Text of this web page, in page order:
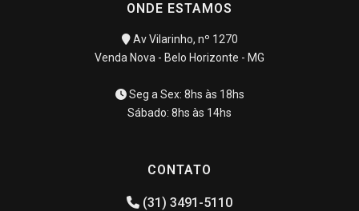
ONDE ESTAMOS
Av Vilarinho, nº 1270
Venda Nova - Belo Horizonte - MG
Seg a Sex: 8hs às 18hs
Sábado: 8hs às 14hs
CONTATO
(31) 3491-5110